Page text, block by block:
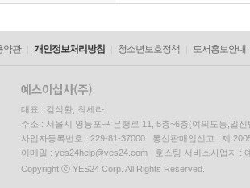
약관 개인정보처리방침 청소년보호정책 도서홍보안내
대표 : 김석환, 최세라
주소 : 서울시 영등포구 은행로 11, 5층~6층(여의도동,일신
사업자등록번호 : 229-81-37000 통신판매업신고 : 제
이메일 : yes24help@yes24.com 호스팅 서비스사업자 :
Copyright ⓒ YES24 Corp. All Rights Reserved.